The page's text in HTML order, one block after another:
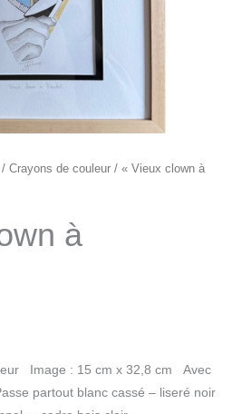
/Crayons de couleur / « Vieux clown à
à
Image : 15 cm x 32,8 cm Avec
partout blanc cassé – liseré noir